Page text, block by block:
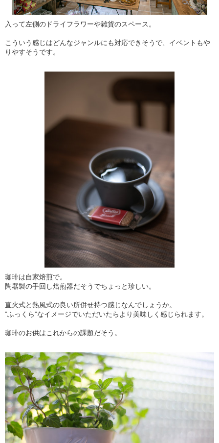
入って左側のドライフラワーや雑貨のスペース。
こういう感じはどんなジャンルにも対応できそうで、イベントもや
りやすそうです。
珈琲は自家焙煎で。
陶器製の手回し焙煎器だそうでちょっと珍しい。
直火式と熱風式の良い所併せ持つ感じなんでしょうか。
”ふっくら”なイメージでいただいたらより美味しく感じられます。
珈琲のお供はこれからの課題だそう。